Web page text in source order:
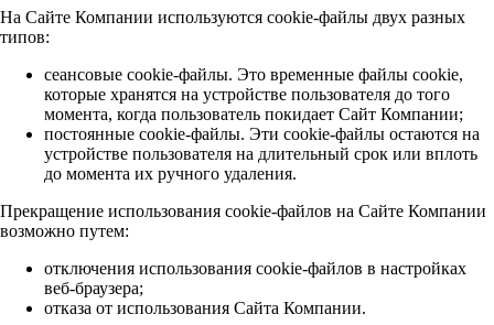
На Сайте Компании используются cookie-файлы двух разных
типов:
сеансовые cookie-файлы. Это временные файлы cookie,
которые хранятся на устройстве пользователя до того
момента, когда пользователь покидает Сайт Компании;
постоянные cookie-файлы. Эти cookie-файлы остаются на
устройстве пользователя на длительный срок или вплоть
до момента их ручного удаления.
Прекращение использования cookie-файлов на Сайте Компании
возможно путем:
отключения использования cookie-файлов в настройках
веб-браузера;
отказа от использования Сайта Компании.